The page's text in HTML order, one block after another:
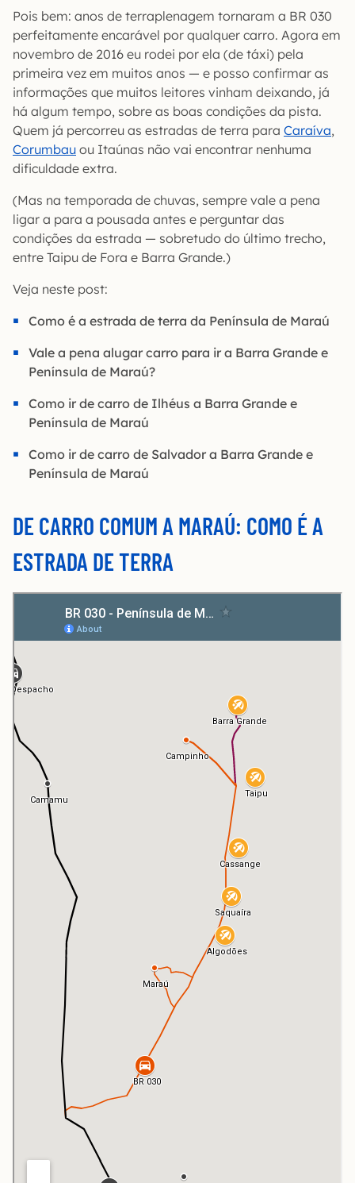
Pois bem: anos de terraplenagem tornaram a BR 030
perfeitamente encarável por qualquer carro. Agora em
novembro de 2016 eu rodei por ela (de táxi) pela
primeira vez em muitos anos — e posso confirmar as
informações que muitos leitores vinham deixando, já
há algum tempo, sobre as boas condições da pista.
Quem já percorreu as estradas de terra para Caraíva,
Corumbau ou Itaúnas não vai encontrar nenhuma
dificuldade extra.
(Mas na temporada de chuvas, sempre vale a pena
ligar a para a pousada antes e perguntar das
condições da estrada — sobretudo do último trecho,
entre Taipu de Fora e Barra Grande.)
Veja neste post:
Como é a estrada de terra da Península de Maraú
Vale a pena alugar carro para ir a Barra Grande e
Península de Maraú?
Como ir de carro de Ilhéus a Barra Grande e
Península de Maraú
Como ir de carro de Salvador a Barra Grande e
Península de Maraú
DE CARRO COMUM A MARAÚ: COMO É A
ESTRADA DE TERRA